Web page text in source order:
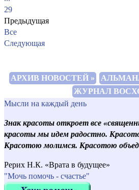
29
Предыдущая
Все
Следующая
АРХИВ НОВОСТЕЙ »
ЖУРНАЛ
Мысли на каждый день
Знак красоты откроет все
красоты мы идем радостно.
Красотою молимся. Красотою
Рерих Н.К. «Врата в будущее»
"Мочь помочь - счастье"